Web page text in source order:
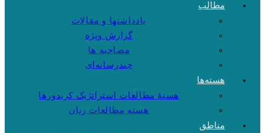
مطالب
یادداشتها و مقالات
گزارش ویژه
مصاحبه ها
چندرسانه‌ای
هسته‌ها
هستهٔ مطالعات استراتژیک کریدورها
هسته مطالعات زنان
مناطق